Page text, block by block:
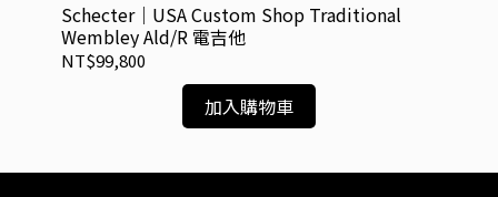
Schecter｜USA Custom Shop Traditional
Wembley Ald/R 電吉他
NT$99,800
加入購物車